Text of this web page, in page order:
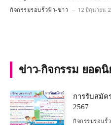
กิจกรรมรอบรั้วฟ้า-ขาว 12 มิถุนายน
ข่าว-กิจกรรม ยอดนิ
การรับสมัค
2567
กิจกรรมรอบรั้